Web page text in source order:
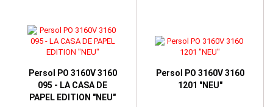
Persol PO 3160V 3160
095 - LA CASA DE
PAPEL EDITION "NEU"
Persol PO 3160V 3160
1201 "NEU"